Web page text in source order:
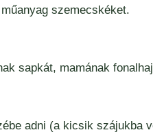
szemecskéket.
sapkát, mamának
adni (a kicsik szájukba